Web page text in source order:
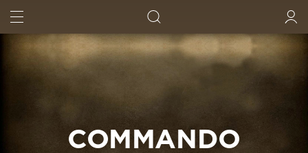
COMMANDO